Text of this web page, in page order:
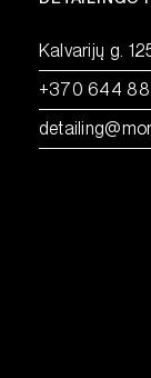
Kalvarijų g.
+370 644